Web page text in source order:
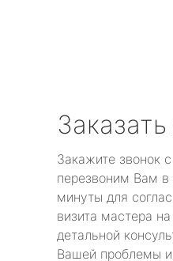
Закажите звонок
перезвоним Вам в
минуты для
визита мастера
детальной
Вашей проблемы